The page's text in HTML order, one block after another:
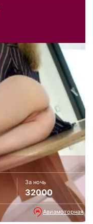
За ночь
32000
Авиамоторная